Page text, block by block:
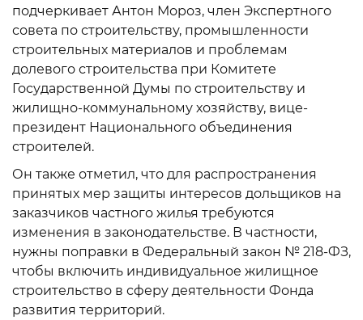
подчеркивает Антон Мороз, член Экспертного
совета по строительству, промышленности
строительных материалов и проблемам
долевого строительства при Комитете
Государственной Думы по строительству и
жилищно-коммунальному хозяйству, вице-
президент Национального объединения
строителей.
Он также отметил, что для распространения
принятых мер защиты интересов дольщиков на
заказчиков частного жилья требуются
изменения в законодательстве. В частности,
нужны поправки в Федеральный закон № 218-ФЗ,
чтобы включить индивидуальное жилищное
строительство в сферу деятельности Фонда
развития территорий.